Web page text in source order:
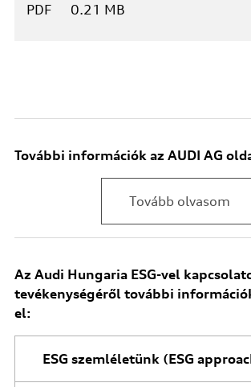
PDF
0.21 MB
További információk az AUDI AG
Tovább olvasom
Az Audi Hungaria ESG-vel
tevékenységéről további
el:
ESG szemléletünk (ESG